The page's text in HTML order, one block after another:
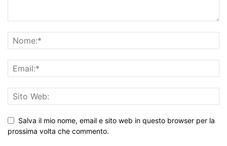
Salva il mio nome, email e sito web in questo browser per la
prossima volta che commento.